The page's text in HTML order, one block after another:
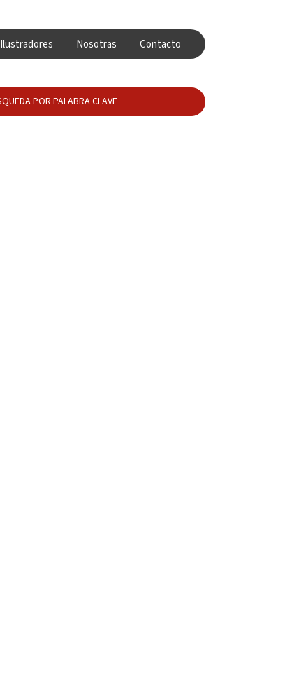
Nosotras Contacto